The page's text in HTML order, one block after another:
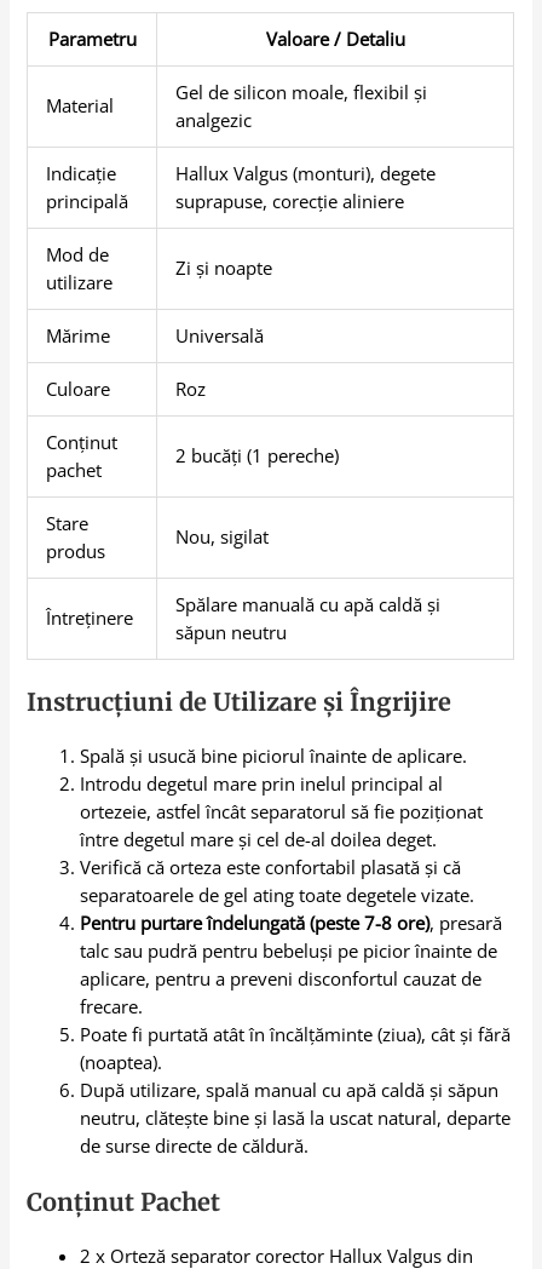
Parametru Valoare / Detaliu
Material
Gel de silicon moale, flexibil și
analgezic
Indicație
principală
Hallux Valgus (monturi), degete
suprapuse, corecție aliniere
Mod de
utilizare
Zi și noapte
Mărime Universală
Culoare Roz
Conținut
pachet
2 bucăți (1 pereche)
Stare
produs
Nou, sigilat
Întreținere
Spălare manuală cu apă caldă și
săpun neutru
Instrucțiuni de Utilizare și Îngrijire
Spală și usucă bine piciorul înainte de aplicare.
Introdu degetul mare prin inelul principal al
ortezeie, astfel încât separatorul să fie poziționat
între degetul mare și cel de-al doilea deget.
Verifică că orteza este confortabil plasată și că
separatoarele de gel ating toate degetele vizate.
Pentru purtare îndelungată (peste 7-8 ore), presară
talc sau pudră pentru bebeluși pe picior înainte de
aplicare, pentru a preveni disconfortul cauzat de
frecare.
Poate fi purtată atât în încălțăminte (ziua), cât și fără
(noaptea).
După utilizare, spală manual cu apă caldă și săpun
neutru, clătește bine și lasă la uscat natural, departe
de surse directe de căldură.
Conținut Pachet
2 x Orteză separator corector Hallux Valgus din